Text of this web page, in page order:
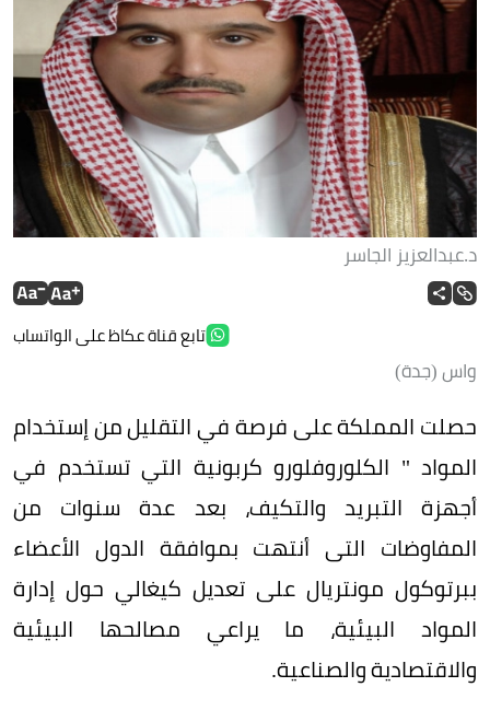
د.عبدالعزيز الجاسر
تابع قناة عكاظ على الواتساب
واس (جدة)
حصلت المملكة على فرصة في التقليل من إستخدام
المواد " الكلوروفلورو كربونية التي تستخدم في
أجهزة التبريد والتكيف، بعد عدة سنوات من
المفاوضات التى أنتهت بموافقة الدول الأعضاء
ببرتوكول مونتريال على تعديل كيغالي حول إدارة
المواد البيئية، ما يراعي مصالحها البيئية
والاقتصادية والصناعية.